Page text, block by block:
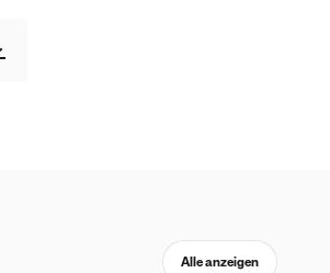
Alle anzeigen